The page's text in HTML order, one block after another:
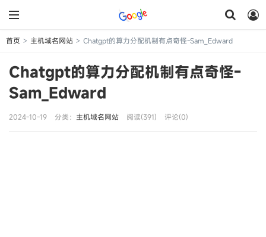
首页 > 主机域名网站 > Chatgpt的算力分配机制有点奇怪-Sam_Edward
Chatgpt的算力分配机制有点奇怪-
Sam_Edward
2024-10-19 分类： 主机域名网站 阅读(391) 评论(0)